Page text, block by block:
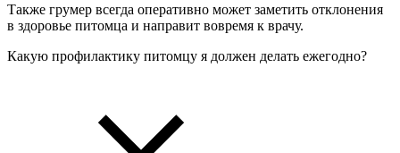
Также грумер всегда оперативно может заметить отклонения
в здоровье питомца и направит вовремя к врачу.
Какую профилактику питомцу я должен делать ежегодно?